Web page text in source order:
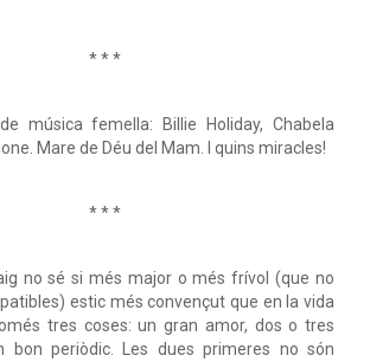
* * *
música femella: Billie Holiday, Chabela
Mare de Déu del Mam. I quins miracles!
* * *
no sé si més major o més frívol (que no
estic més convençut que en la vida
tres coses: un gran amor, dos o tres
bon periòdic. Les dues primeres no són